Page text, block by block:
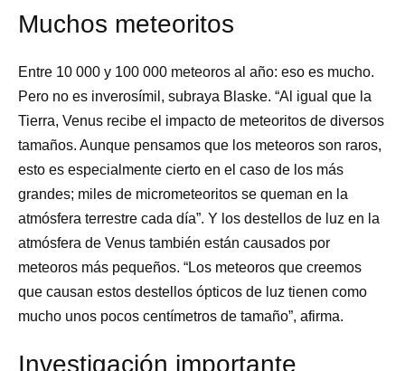
Muchos meteoritos
Entre 10 000 y 100 000 meteoros al año: eso es mucho.
Pero no es inverosímil, subraya Blaske. “Al igual que la
Tierra, Venus recibe el impacto de meteoritos de diversos
tamaños. Aunque pensamos que los meteoros son raros,
esto es especialmente cierto en el caso de los más
grandes; miles de micrometeoritos se queman en la
atmósfera terrestre cada día”. Y los destellos de luz en la
atmósfera de Venus también están causados por
meteoros más pequeños. “Los meteoros que creemos
que causan estos destellos ópticos de luz tienen como
mucho unos pocos centímetros de tamaño”, afirma.
Investigación importante